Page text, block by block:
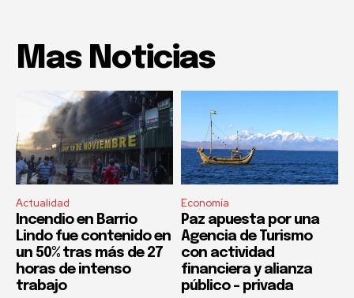
Mas Noticias
Actualidad
Incendio en Barrio
Lindo fue contenido en
un 50% tras más de 27
horas de intenso
trabajo
Economía
Paz apuesta por una
Agencia de Turismo
con actividad
financiera y alianza
público – privada